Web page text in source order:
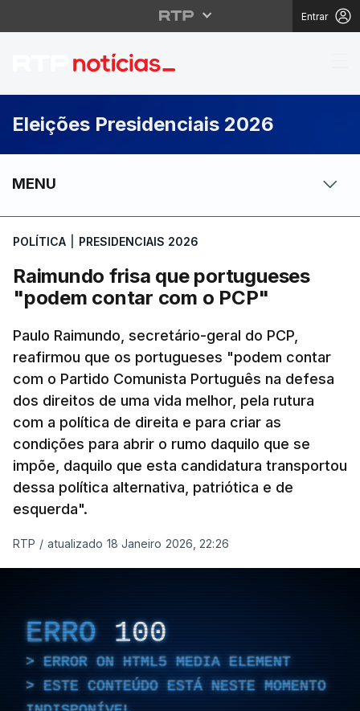
Entrar
Raimundo frisa que
Eleições Presidenciais 2026
MENU
POLÍTICA PRESIDENCIAIS 2026
Raimundo frisa que portugueses
"podem contar com o PCP"
Paulo Raimundo, secretário-geral do PCP,
reafirmou que os portugueses "podem contar
com o Partido Comunista Português na defesa
dos direitos de uma vida melhor, pela rutura
com a política de direita e para criar as
condições para abrir o rumo daquilo que se
impõe, daquilo que esta candidatura transportou
dessa política alternativa, patriótica e de
esquerda".
RTP / atualizado 18 Janeiro 2026, 22:26
ERRO 100
ERROR ON HTML5 MEDIA ELEMENT
ESTE CONTEÚDO ESTÁ NESTE MOMENTO